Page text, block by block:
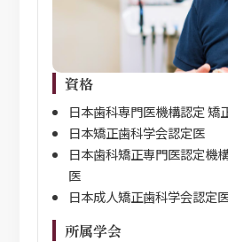
資格
日本歯科専門医機構認定 矯
日本矯正歯科学会認定医
日本歯科矯正専門医認定機
医
日本成人矯正歯科学会認定
所属学会